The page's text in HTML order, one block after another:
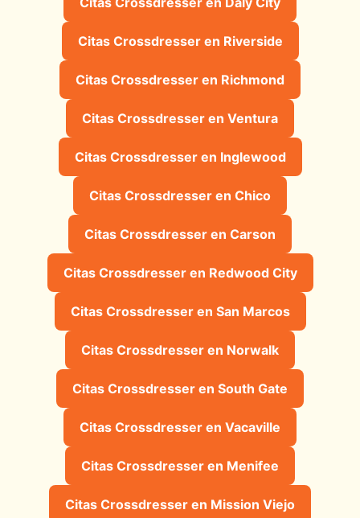
Citas Crossdresser en Riverside
Citas Crossdresser en Richmond
Citas Crossdresser en Ventura
Citas Crossdresser en Inglewood
Citas Crossdresser en Chico
Citas Crossdresser en Carson
Citas Crossdresser en Redwood City
Citas Crossdresser en San Marcos
Citas Crossdresser en Norwalk
Citas Crossdresser en South Gate
Citas Crossdresser en Vacaville
Citas Crossdresser en Menifee
Citas Crossdresser en Mission Viejo